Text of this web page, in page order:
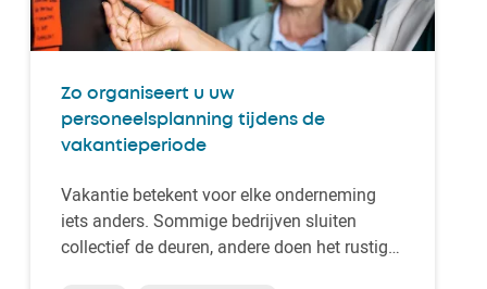
Zo organiseert u uw
personeelsplanning tijdens de
vakantieperiode
Vakantie betekent voor elke onderneming
iets anders. Sommige bedrijven sluiten
collectief de deuren, andere doen het rustiger